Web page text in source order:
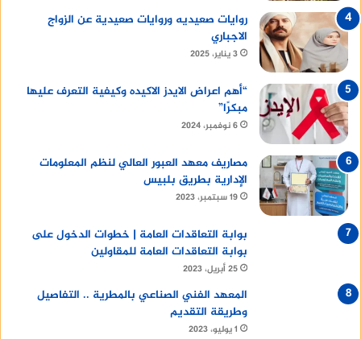
روايات صعيديه وروايات صعيدية عن الزواج
الاجباري
3 يناير، 2025
“أهم اعراض الايدز الاكيده وكيفية التعرف عليها
مبكرًا”
6 نوفمبر، 2024
مصاريف معهد العبور العالي لنظم المعلومات
الإدارية بطريق بلبيس
19 سبتمبر، 2023
بوابة التعاقدات العامة | خطوات الدخول على
بوابة التعاقدات العامة للمقاولين
25 أبريل، 2023
المعهد الفني الصناعي بالمطرية .. التفاصيل
وطريقة التقديم
1 يوليو، 2023